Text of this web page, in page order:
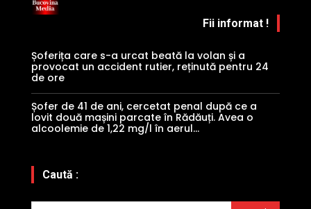
Fii informat !
Șoferița care s-a urcat beată la volan și a
provocat un accident rutier, reținută pentru 24
de ore
Șofer de 41 de ani, cercetat penal după ce a
lovit două mașini parcate în Rădăuți. Avea o
alcoolemie de 1,22 mg/l în aerul...
Caută :